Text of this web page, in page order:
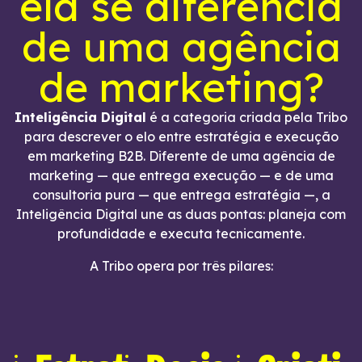
de uma agência
de marketing?
Inteligência Digital é a categoria criada pela Tribo
para descrever o elo entre estratégia e execução
em marketing B2B. Diferente de uma agência de
marketing — que entrega execução — e de uma
consultoria pura — que entrega estratégia —, a
Inteligência Digital une as duas pontas: planeja com
profundidade e executa tecnicamente.
A Tribo opera por três pilares: